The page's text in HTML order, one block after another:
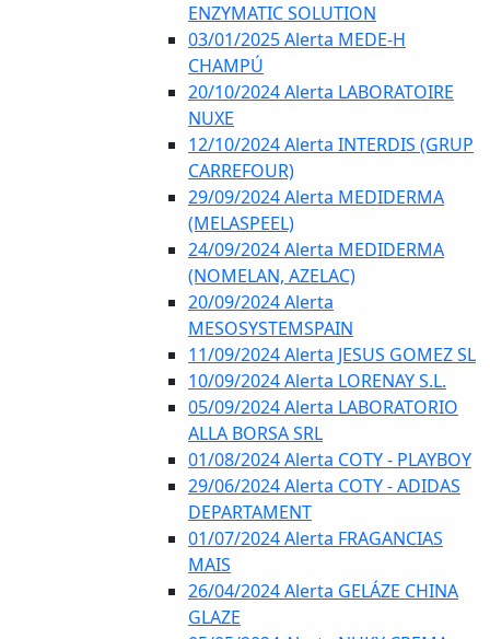
ENZYMATIC SOLUTION
03/01/2025 Alerta MEDE-H
CHAMPÚ
20/10/2024 Alerta LABORATOIRE
NUXE
12/10/2024 Alerta INTERDIS (GRUP
CARREFOUR)
29/09/2024 Alerta MEDIDERMA
(MELASPEEL)
24/09/2024 Alerta MEDIDERMA
(NOMELAN, AZELAC)
20/09/2024 Alerta
MESOSYSTEMSPAIN
11/09/2024 Alerta JESUS GOMEZ SL
10/09/2024 Alerta LORENAY S.L.
05/09/2024 Alerta LABORATORIO
ALLA BORSA SRL
01/08/2024 Alerta COTY - PLAYBOY
29/06/2024 Alerta COTY - ADIDAS
DEPARTAMENT
01/07/2024 Alerta FRAGANCIAS
MAIS
26/04/2024 Alerta GELÁZE CHINA
GLAZE